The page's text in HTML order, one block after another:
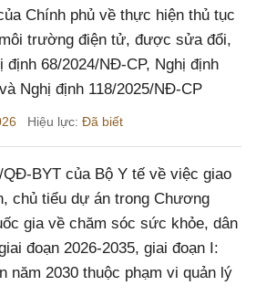
Chính phủ về thực hiện thủ tục
trường điện tử, được sửa đổi,
định 68/2024/NĐ-CP, Nghị định
Nghị định 118/2025/NĐ-CP
Hiệu lực: Đã biết
QĐ-BYT của Bộ Y tế về việc giao
chủ tiểu dự án trong Chương
gia về chăm sóc sức khỏe, dân
đoạn 2026-2035, giai đoạn I:
năm 2030 thuộc phạm vi quản lý